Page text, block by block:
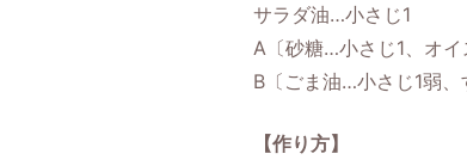
サラダ油…小さじ1
A〔砂糖…小さじ1、オ
B〔ごま油…小さじ1弱、
【作り方】